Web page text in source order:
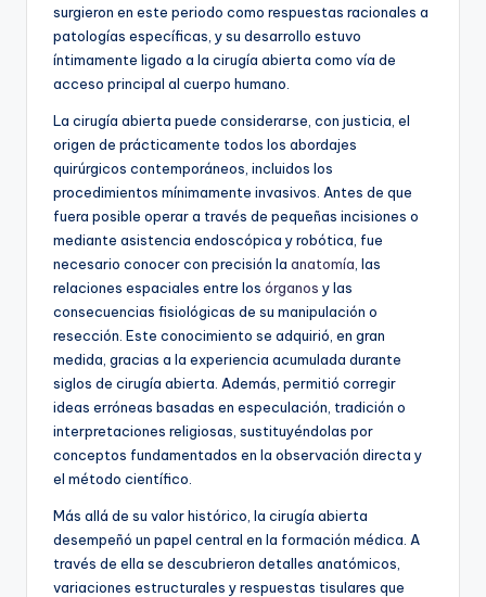
surgieron en este periodo como respuestas racionales a
patologías específicas, y su desarrollo estuvo
íntimamente ligado a la cirugía abierta como vía de
acceso principal al cuerpo humano.
La cirugía abierta puede considerarse, con justicia, el
origen de prácticamente todos los abordajes
quirúrgicos contemporáneos, incluidos los
procedimientos mínimamente invasivos. Antes de que
fuera posible operar a través de pequeñas incisiones o
mediante asistencia endoscópica y robótica, fue
necesario conocer con precisión la anatomía , las
relaciones espaciales entre los órganos y las
consecuencias fisiológicas de su manipulación o
resección. Este conocimiento se adquirió, en gran
medida, gracias a la experiencia acumulada durante
siglos de cirugía abierta. Además, permitió corregir
ideas erróneas basadas en especulación, tradición o
interpretaciones religiosas, sustituyéndolas por
conceptos fundamentados en la observación directa y
el método científico.
Más allá de su valor histórico, la cirugía abierta
desempeñó un papel central en la formación médica. A
través de ella se descubrieron detalles anatómicos,
variaciones estructurales y respuestas tisulares que